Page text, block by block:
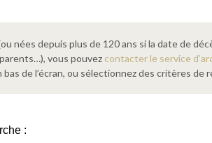
nées depuis plus de 120 ans si la date de
vous pouvez contacter le service
de l’écran, ou sélectionnez des critères de
: